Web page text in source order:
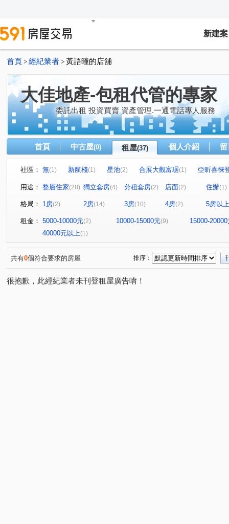
新建案
首頁 > 經紀業者 > 黃語曈的店舖
大佳地產-包租代管的專家
委託出租 投資買賣 資產管理.一通電話專人服務
首頁 中古屋(0) 租屋(37) 個人介紹
社區： 無(1) 新航棧(1) 星池(2) 合展大觀富琚(1)
亞昕喜徠
無 (1) 音悅琉璃 (1) 和境寓見 (2) 三本四季 大來賞
桃園第一廣場二期商業大樓
(1) 竹城富士(1) 達曜輕鬆GO
雙享樓(1) 昭揚君喆 佳展好市佳(1) 傳佳謙里(1)
興業馬可波羅(1)
六合一街(1) 高鐵北路一段(1) 自立一街(1) 仁德街(1)
中正三街(1) 青溪一路(1) 美和路(1)
青
中山東路(1) 中正路(1) 楊湖路四段(1) 中正一路(1)
民光東路(1) 中興街(1) 中埔二街
用途： 整層住家(28) 獨立套房(4) 分租套房(2) 店面(2) 住辦(1)
格局： 1房(2) 2房(14) 3房(10) 4房(2) 5房以上
租金： 5000-10000元(2) 10000-15000元(9)
15000-20000
40000元以上(1)
共有0個符合要求的房屋 排序：
很抱歉，此經紀業者未刊登租屋廣告唷！